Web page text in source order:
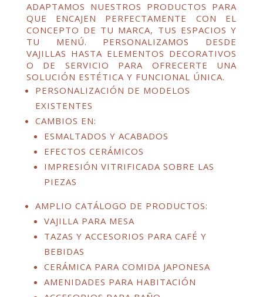
ADAPTAMOS NUESTROS PRODUCTOS PARA
QUE ENCAJEN PERFECTAMENTE CON EL
CONCEPTO DE TU MARCA, TUS ESPACIOS Y
TU MENÚ. PERSONALIZAMOS DESDE
VAJILLAS HASTA ELEMENTOS DECORATIVOS
O DE SERVICIO PARA OFRECERTE UNA
SOLUCIÓN ESTÉTICA Y FUNCIONAL ÚNICA.
PERSONALIZACIÓN DE MODELOS
EXISTENTES
CAMBIOS EN:
ESMALTADOS Y ACABADOS
EFECTOS CERÁMICOS
IMPRESIÓN VITRIFICADA SOBRE LAS
PIEZAS
AMPLIO CATÁLOGO DE PRODUCTOS:
VAJILLA PARA MESA
TAZAS Y ACCESORIOS PARA CAFÉ Y
BEBIDAS
CERÁMICA PARA COMIDA JAPONESA
AMENIDADES PARA HABITACIÓN